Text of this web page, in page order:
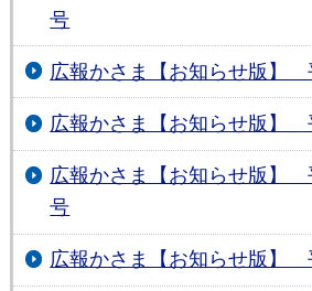
号
広報かさま【お知らせ版】
広報かさま【お知らせ版】
広報かさま【お知らせ版】
号
広報かさま【お知らせ版】